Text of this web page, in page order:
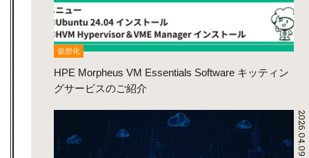
仮想化
HPE Morpheus VM Essentials Software キッティン
グサービスのご紹介
2026.04.09